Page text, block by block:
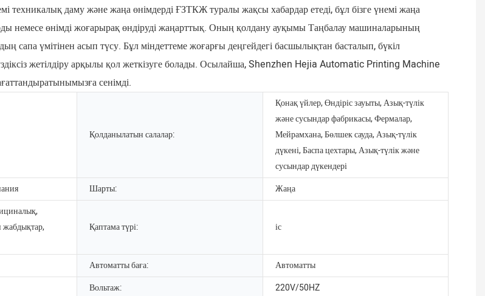
даму және жаңа өнімдерді ҒЗТКЖ туралы жақсы хабардар етеді, бұл бізге үнемі жаңа
немесе өнімді жоғарырақ өндіруді жаңарттық. Оның қолдану ауқымы Таңбалау машиналарының
сапа үмітінен асып түсу. Бұл міндеттеме жоғарғы деңгейдегі басшылықтан басталып, бүкіл
жетілдіру арқылы қол жеткізуге болады. Осылайша, Shenzhen Hejia Automatic Printing Machine
сенімді.
Қолданылатын салалар:
Қонақ үйлер, Өндіріс зауыты, Азық-түлік
және сусындар фабрикасы, Фермалар,
Мейрамхана, Бөлшек сауда, Азық-түлік
дүкені, Баспа цехтары, Азық-түлік және
сусындар дүкендері
Шарты: Жаңа
Қаптама түрі: іс
Автоматты баға:
Автоматты
Вольтаж:
220V/50HZ